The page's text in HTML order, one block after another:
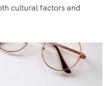
cultural factors and